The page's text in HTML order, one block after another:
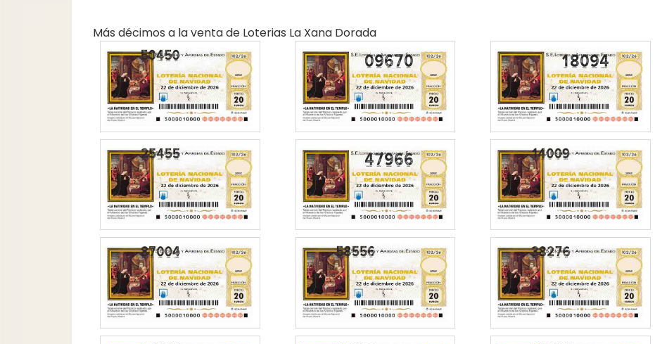
Más décimos a la venta de Loterias La Xana Dorada
09670 18094
47966